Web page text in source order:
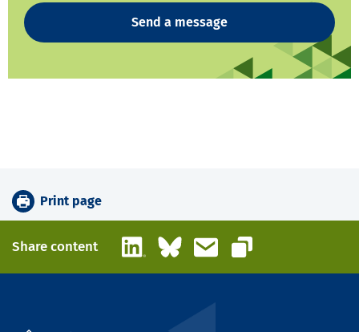
Send a message
Print page
Share content LinkedInBlueskyEmail
Copy link